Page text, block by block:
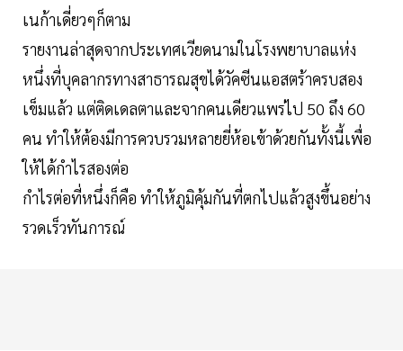
เนก้าเดี่ยวๆก็ตาม
รายงานล่าสุดจากประเทศเวียดนามในโรงพยาบาลแห่ง
หนึ่งที่บุคลากรทางสาธารณสุขได้วัคซีนแอสตร้าครบสอง
เข็มแล้ว แต่ติดเดลตาและจากคนเดียวแพร่ไป 50 ถึง 60
คน ทำให้ต้องมีการควบรวมหลายยี่ห้อเข้าด้วยกันทั้งนี้เพื่อ
ให้ได้กำไรสองต่อ
กำไรต่อที่หนึ่งก็คือ ทำให้ภูมิคุ้มกันที่ตกไปแล้วสูงขึ้นอย่าง
รวดเร็วทันการณ์